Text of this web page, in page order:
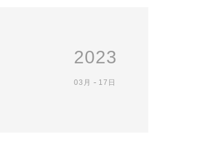
2023
03月 17日